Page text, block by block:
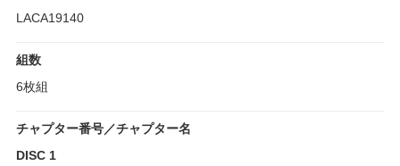
LACA19140
組数
6枚組
チャプター番号／チャプター名
DISC 1